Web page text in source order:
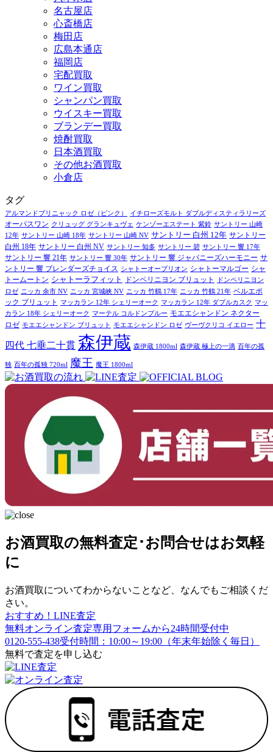
名古屋店
心斎橋店
梅田店
広島本通店
福岡店
宅配買取
ワイン買取
シャンパン買取
ウイスキー買取
ブランデー買取
焼酎買取
日本酒買取
その他お酒買取
小倉店
タグ
アルマンドブリニャック ロゼ（ピンク） イチローズモルト ダブルディスティラリーズ
オーパスワン クリュッグ グランキュヴェ ケンゾーエステート 紫鈴 サントリー 山崎
12年 サントリー 山崎 18年 サントリー 山崎 NV サントリー 白州 12年 サントリー
白州 18年 サントリー 白州 NV サントリー 知多 サントリー 碧 サントリー 響 17年
サントリー 響 21年 サントリー 響 30年 サントリー 響 ジャパニーズハーモニー サ
ントリー 響 ブレンダーズチョイス シャトーオーブリオン シャトーマルゴー シャ
トームートン シャトーラフィット ドンペリニヨン ブリュット
ドンペリニヨン
ロゼ ニッカ 余市 NV ニッカ 宮城峡 NV ニッカ 竹鶴 17年 ニッカ 竹鶴 21年 ベルエポ
ック ブリュット
マッカラン 12年 シェリーオーク マッカラン 12年 ダブルカスク マッ
カラン 18年 シェリーオーク マーテル コルドンブルー モエエシャンドン ネクター
ロゼ モエエシャンドン ブリュット モエエシャンドン ロゼ ヴーヴクリコ イエロー 十
四代 七垂二十貫 森伊蔵 森伊蔵 1800ml 森伊蔵 極上の一滴 百年の孤
独 百年の孤独 720ml 魔王 魔王 1800ml
お酒買取の無料査定･お問合せはお気軽
に
お酒買取についてわからないことなど、なんでもご相談くだ
さい。
おすすめ！LINE査定
無料オンライン査定専用フォームから24時間受付中
0120-555-438受付時間：10:00～19:00（年末年始除く毎日）
無料で査定を申し込む